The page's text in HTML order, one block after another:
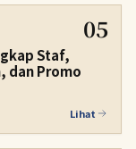
05
Staf,
dan Promo
Lihat